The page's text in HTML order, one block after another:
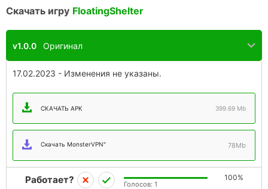
Скачать игру FloatingShelter
v1.0.0 Оригинал
17.02.2023 - Изменения не указаны.
СКАЧАТЬ APK 399.69 Mb
Скачать MonsterVPN" 78Mb
Работает? 100%
Голосов: 1